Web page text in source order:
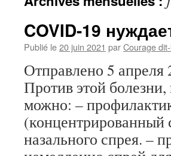
COVID-19
Publié le20 juin 2021 parCourage
Отправлено 5 апреля
Против этой
можно: –
назального спрея. –